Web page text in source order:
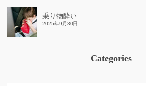
乗り物酔い
2025年9月30日
Categories